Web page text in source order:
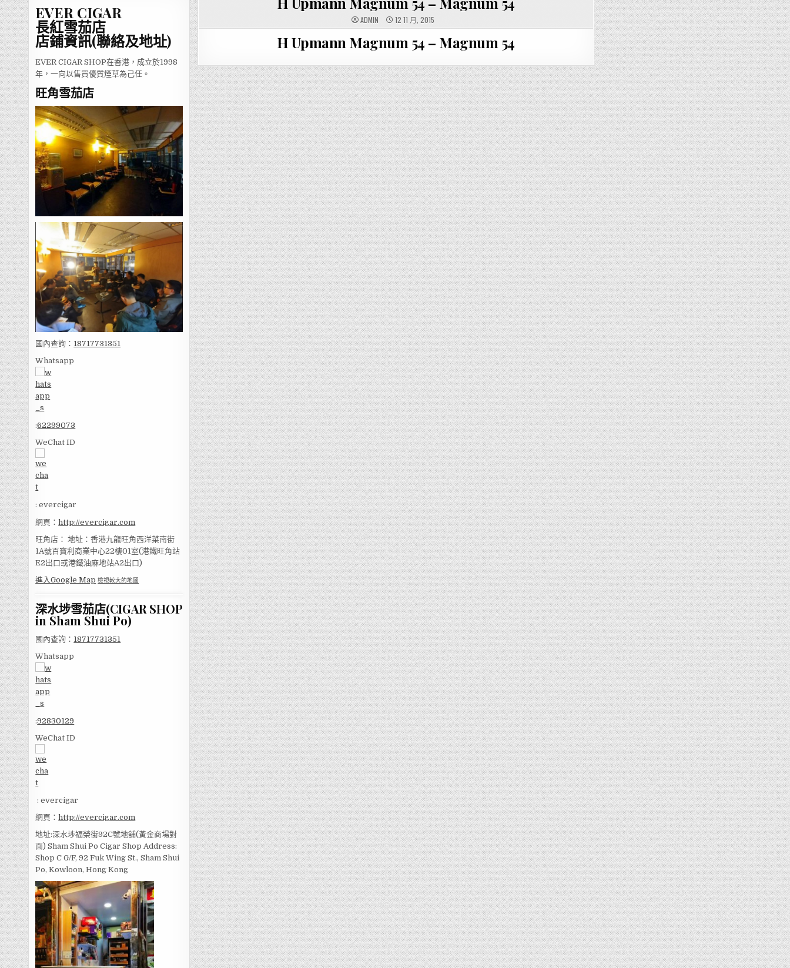
EVER CIGAR
長紅雪茄店
店鋪資訊(聯絡及地址)
EVER CIGAR SHOP在香港，成立於1998
年，一向以售買優質煙草為己任。
旺角雪茄店
國內查詢： 18717731351
Whatsapp
:62299073
WeChat ID
: evercigar
網頁：http://evercigar.com
旺角店： 地址：香港九龍旺角西洋菜南街
1A號百寶利商業中心22樓01室(港鐵旺角站
E2出口或港鐵油麻地站A2出口)
進入Google Map 檢視較大的地圖
深水埗雪茄店(CIGAR SHOP
in Sham Shui Po)
國內查詢： 18717731351
Whatsapp
:92830129
WeChat ID
: evercigar
網頁：http://evercigar.com
地址:深水埗福榮街92C號地舖(黃金商場對
面) Sham Shui Po Cigar Shop Address:
Shop C G/F, 92 Fuk Wing St., Sham Shui
Po, Kowloon, Hong Kong
ADMIN 12 11 月, 2015
H Upmann Magnum 54 – Magnum 54